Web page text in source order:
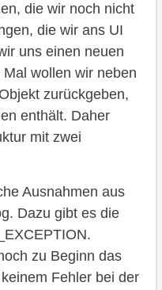
die wir noch nicht
die wir ans UI
uns einen neuen
wollen wir neben
zurückgeben,
enthält. Daher
mit zwei
Ausnahmen aus
Dazu gibt es die
zu Beginn das
Fehler bei der